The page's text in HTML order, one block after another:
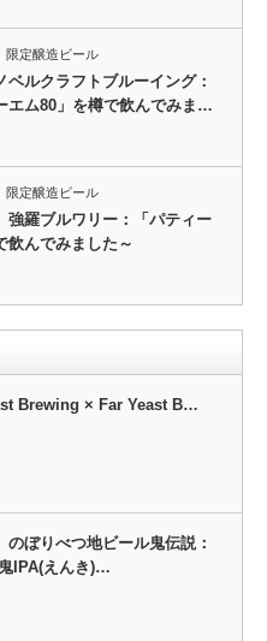
限定醸造ビール
ベルクラフトブルーイング：
エム80」を樽で飲んでみま…
限定醸造ビール
強羅ブルワリー：「パティー
飲んでみました～
Brewing × Far Yeast B…
のぼりべつ地ビール鬼伝説：
鬼IPA(えんき)…